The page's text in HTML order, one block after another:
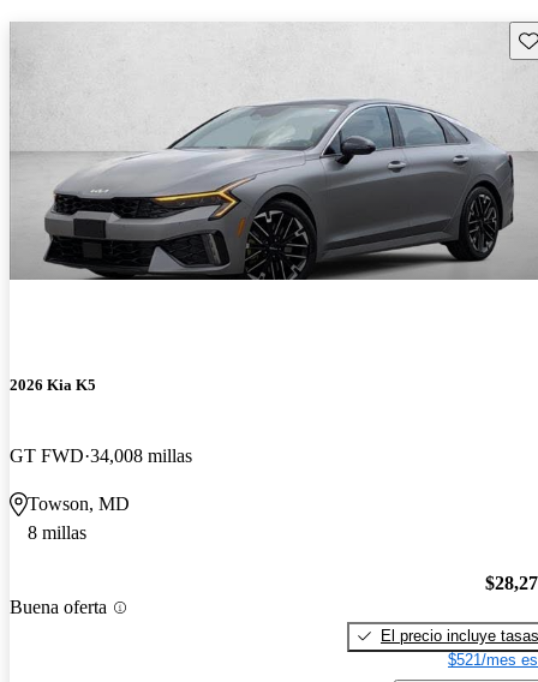
2026 Kia K5
GT FWD 34,008 millas
Towson, MD
8 millas
Buena oferta
El precio incluye tasas
$521/mes